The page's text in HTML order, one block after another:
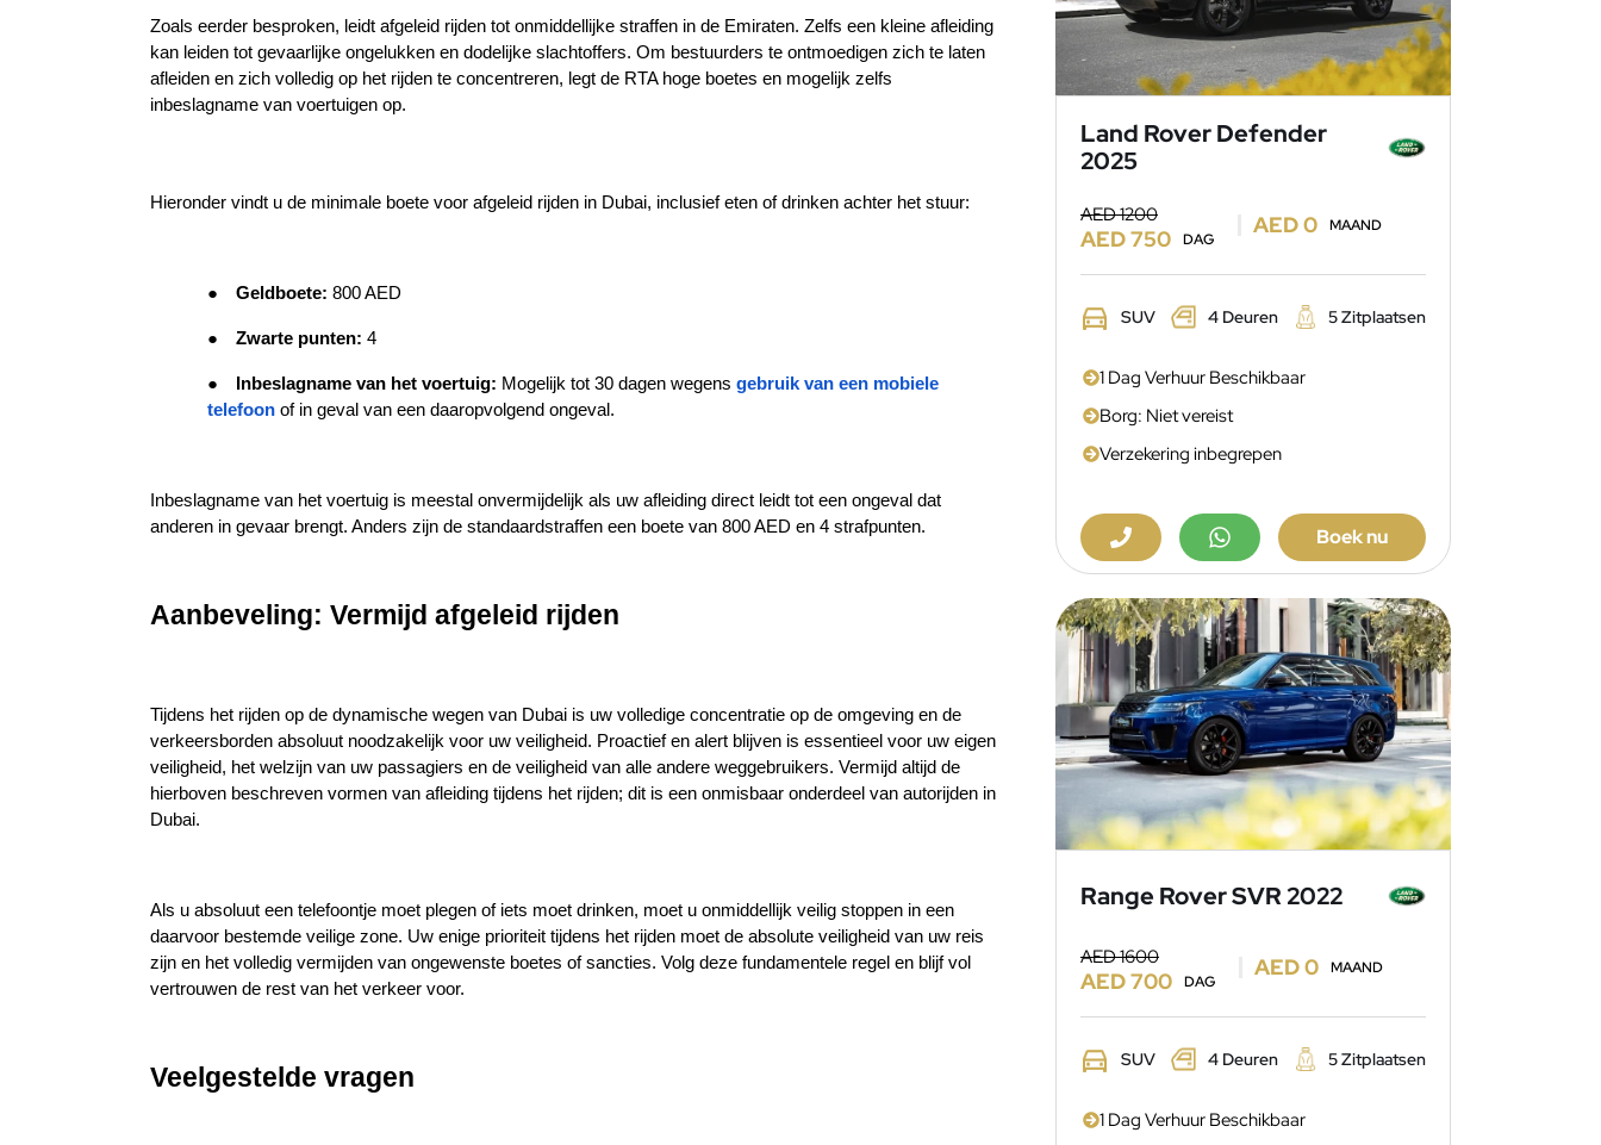
Zoals eerder besproken, leidt afgeleid rijden tot onmiddellijke straffen in de Emiraten. Zelfs een kleine afleiding
kan leiden tot gevaarlijke ongelukken en dodelijke slachtoffers. Om bestuurders te ontmoedigen zich te laten
afleiden en zich volledig op het rijden te concentreren, legt de RTA hoge boetes en mogelijk zelfs
inbeslagname van voertuigen op.
Hieronder vindt u de minimale boete voor afgeleid rijden in Dubai, inclusief eten of drinken achter het stuur:
● Geldboete: 800 AED
● Zwarte punten: 4
● Inbeslagname van het voertuig: Mogelijk tot 30 dagen wegens gebruik van een mobiele
telefoon of in geval van een daaropvolgend ongeval.
Inbeslagname van het voertuig is meestal onvermijdelijk als uw afleiding direct leidt tot een ongeval dat
anderen in gevaar brengt. Anders zijn de standaardstraffen een boete van 800 AED en 4 strafpunten.
Aanbeveling: Vermijd afgeleid rijden
Tijdens het rijden op de dynamische wegen van Dubai is uw volledige concentratie op de omgeving en de
verkeersborden absoluut noodzakelijk voor uw veiligheid. Proactief en alert blijven is essentieel voor uw eigen
veiligheid, het welzijn van uw passagiers en de veiligheid van alle andere weggebruikers. Vermijd altijd de
hierboven beschreven vormen van afleiding tijdens het rijden; dit is een onmisbaar onderdeel van autorijden in
Dubai.
Als u absoluut een telefoontje moet plegen of iets moet drinken, moet u onmiddellijk veilig stoppen in een
daarvoor bestemde veilige zone. Uw enige prioriteit tijdens het rijden moet de absolute veiligheid van uw reis
zijn en het volledig vermijden van ongewenste boetes of sancties. Volg deze fundamentele regel en blijf vol
vertrouwen de rest van het verkeer voor.
Veelgestelde vragen
Land Rover Defender
2025
AED 1200
AED 750 DAG
AED 0 MAAND
SUV 4 Deuren 5 Zitplaatsen
1 Dag Verhuur Beschikbaar
Borg: Niet vereist
Verzekering inbegrepen
Boek nu
Range Rover SVR 2022
AED 1600
AED 700 DAG
AED 0 MAAND
SUV 4 Deuren 5 Zitplaatsen
1 Dag Verhuur Beschikbaar